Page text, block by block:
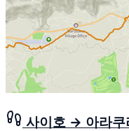
사이호 → 아라쿠